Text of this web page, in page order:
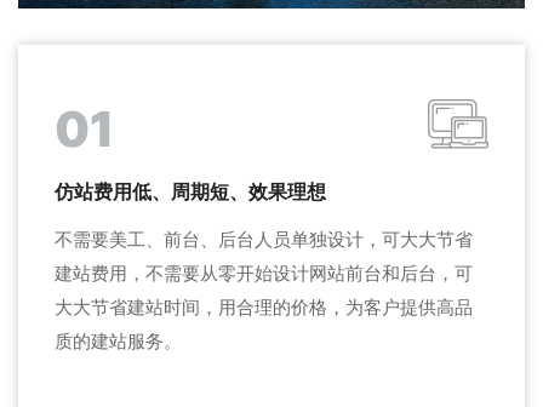
01
仿站费用低、周期短、效果理想
不需要美工、前台、后台人员单独设计，可大大节省
建站费用，不需要从零开始设计网站前台和后台，可
大大节省建站时间，用合理的价格，为客户提供高品
质的建站服务。